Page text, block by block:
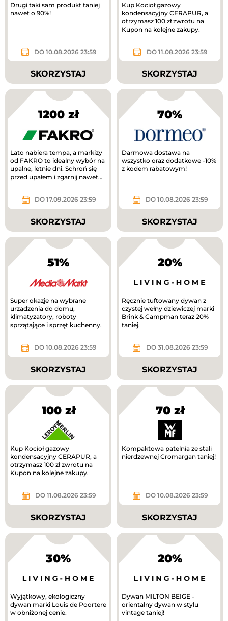
Drugi taki sam produkt taniej
nawet o 90%!
DO 10.08.2026 23:59
SKORZYSTAJ
Kup Kocioł gazowy
kondensacyjny CERAPUR, a
otrzymasz 100 zł zwrotu na
Kupon na kolejne zakupy.
DO 11.08.2026 23:59
SKORZYSTAJ
1200 zł
Lato nabiera tempa, a markizy
od FAKRO to idealny wybór na
upalne, letnie dni. Schroń się
przed upałem i zgarnij nawet
1200 zł!
DO 17.09.2026 23:59
SKORZYSTAJ
70%
Darmowa dostawa na
wszystko oraz dodatkowe -10%
z kodem rabatowym!
DO 10.08.2026 23:59
SKORZYSTAJ
51%
Super okazje na wybrane
urządzenia do domu,
klimatyzatory, roboty
sprzątające i sprzęt kuchenny.
DO 10.08.2026 23:59
SKORZYSTAJ
20%
Ręcznie tuftowany dywan z
czystej wełny dziewiczej marki
Brink & Campman teraz 20%
taniej.
DO 31.08.2026 23:59
SKORZYSTAJ
100 zł
Kup Kocioł gazowy
kondensacyjny CERAPUR, a
otrzymasz 100 zł zwrotu na
Kupon na kolejne zakupy.
DO 11.08.2026 23:59
SKORZYSTAJ
70 zł
Kompaktowa patelnia ze stali
nierdzewnej Cromargan taniej!
DO 10.08.2026 23:59
SKORZYSTAJ
30%
Wyjątkowy, ekologiczny
dywan marki Louis de Poortere
w obniżonej cenie.
20%
Dywan MILTON BEIGE -
orientalny dywan w stylu
vintage taniej!